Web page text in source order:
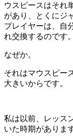
ウスピースはそれ
があり、とくにジ
プレイヤーは、自
れ交換するのです。
なぜか。
それはマウスピー
大きいからです。
私は以前、レッス
いた時期がありま